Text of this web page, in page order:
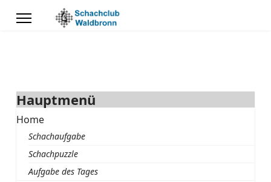
Hauptmenü
Home
Schachaufgabe
Schachpuzzle
Aufgabe des Tages